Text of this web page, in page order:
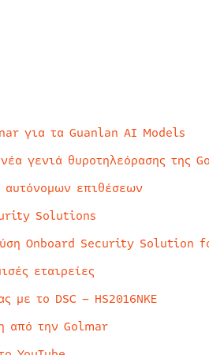
για τα Guanlan AI Models
γενιά θυροτηλεόρασης της
επιθέσεων
Solutions
Onboard Security Solution
εταιρείες
το DSC – HS2016NKE
από την Golmar